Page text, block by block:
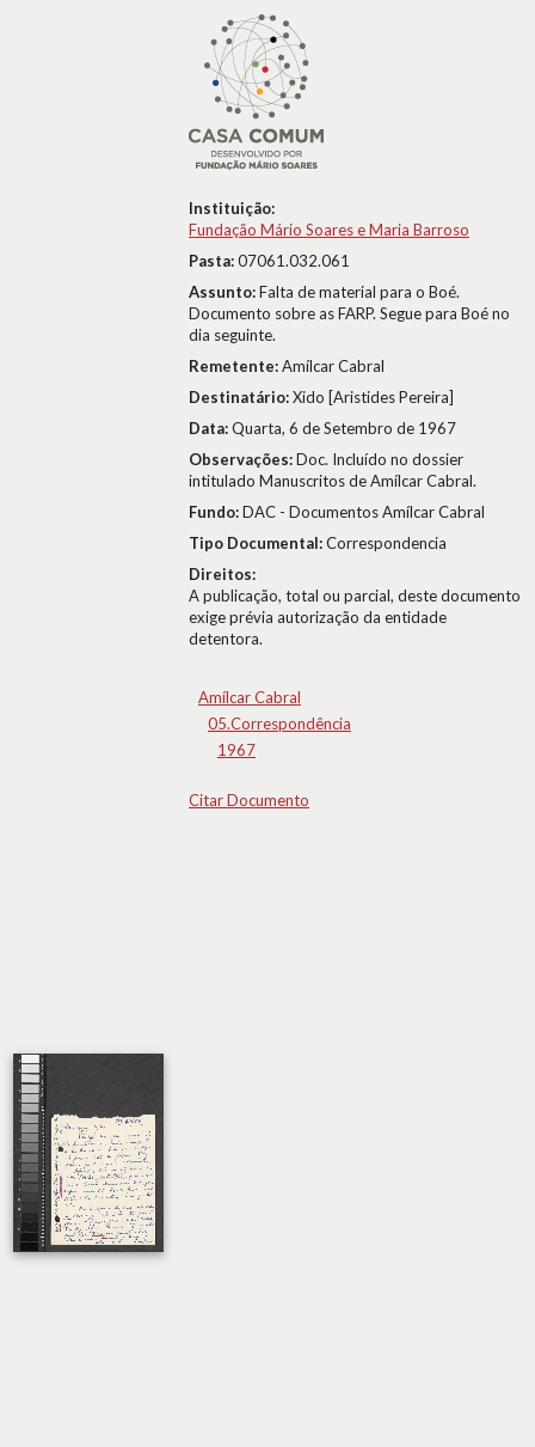
Instituição:
Fundação Mário Soares e Maria Barroso
Pasta:07061.032.061
Assunto:Falta de material para o Boé.
Documento sobre as FARP. Segue para Boé no
dia seguinte.
Remetente:Amílcar Cabral
Destinatário:Xido [Aristides Pereira]
Data:Quarta, 6 de Setembro de 1967
Observações:Doc. Incluído no dossier
intitulado Manuscritos de Amílcar Cabral.
Fundo:DAC - Documentos Amílcar Cabral
Tipo Documental:Correspondencia
Direitos:
A publicação, total ou parcial, deste documento
exige prévia autorização da entidade
detentora.
Amílcar Cabral
05.Correspondência
1967
Citar Documento